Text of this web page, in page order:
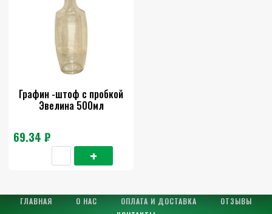
Графин -штоф с пробкой
Эвелина 500мл
69.34 ₽
ГЛАВНАЯ О НАС ОПЛАТА И ДОСТАВКА
ОТЗЫВЫ